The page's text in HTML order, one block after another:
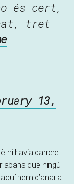
és cert,
tret
13,
hi havia darrere
abans que ningú
hem d’anar a